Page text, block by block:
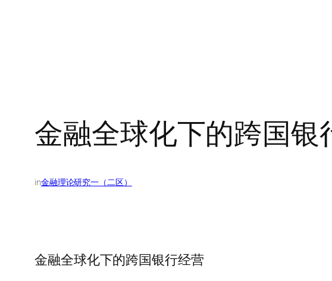
金融全球化下的跨国银
in金融理论研究一（二区）
金融全球化下的跨国银行经营